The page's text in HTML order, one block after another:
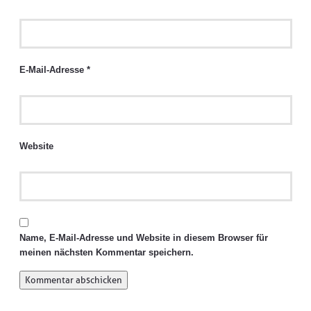
E-Mail-Adresse *
Website
Name, E-Mail-Adresse und Website in diesem Browser für
meinen nächsten Kommentar speichern.